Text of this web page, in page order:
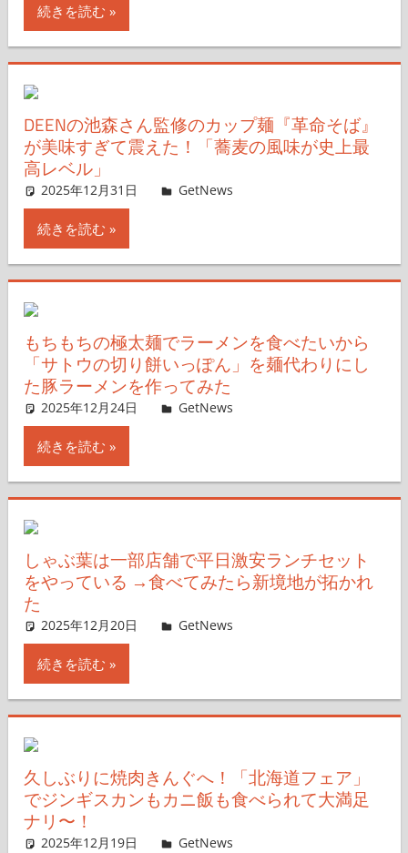
続きを読む
DEENの池森さん監修のカップ麺『革命そば』
が美味すぎて震えた！「蕎麦の風味が史上最
高レベル」
2025年12月31日 ガジェ通ウェブライター
GetNews
続きを読む
もちもちの極太麺でラーメンを食べたいから
「サトウの切り餅いっぽん」を麺代わりにし
た豚ラーメンを作ってみた
2025年12月24日 ガジェ通ウェブライター
GetNews
続きを読む
しゃぶ葉は一部店舗で平日激安ランチセット
をやっている →食べてみたら新境地が拓かれ
た
2025年12月20日 ガジェ通ウェブライター
GetNews
続きを読む
久しぶりに焼肉きんぐへ！「北海道フェア」
でジンギスカンもカニ飯も食べられて大満足
ナリ〜！
2025年12月19日 ガジェ通ウェブライター
GetNews